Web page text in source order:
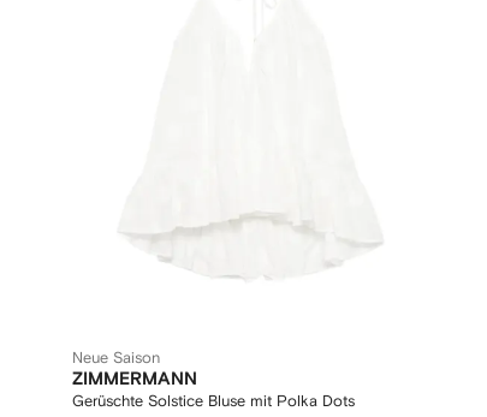
Neue Saison
ZIMMERMANN
Gerüschte Solstice Bluse mit Polka Dots